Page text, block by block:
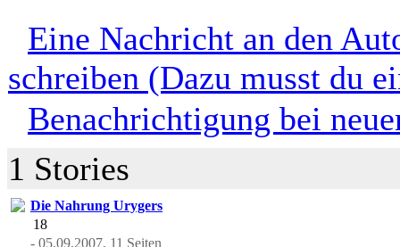
Eine Nachricht an den
schreiben (Dazu musst du
Benachrichtigung bei
1 Stories
Die Nahrung Urygers
18
- 05.09.2007, 11 Seiten